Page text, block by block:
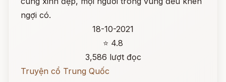
ngợi có.
18-10-2021
⭐ 4.8
3,586 lượt đọc
Truyện cổ Trung Quốc